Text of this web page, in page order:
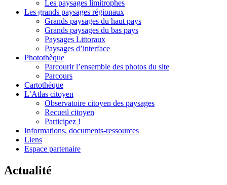
Les paysages limitrophes
Les grands paysages régionaux
Grands paysages du haut pays
Grands paysages du bas pays
Paysages Littoraux
Paysages d’interface
Photothèque
Parcourir l’ensemble des photos du site
Parcours
Cartothèque
L’Atlas citoyen
Observatoire citoyen des paysages
Recueil citoyen
Participez !
Informations, documents-ressources
Liens
Espace partenaire
Actualité